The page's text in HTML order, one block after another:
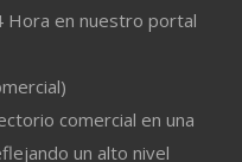
Hora en nuestro portal
comercial en una
un alto nivel